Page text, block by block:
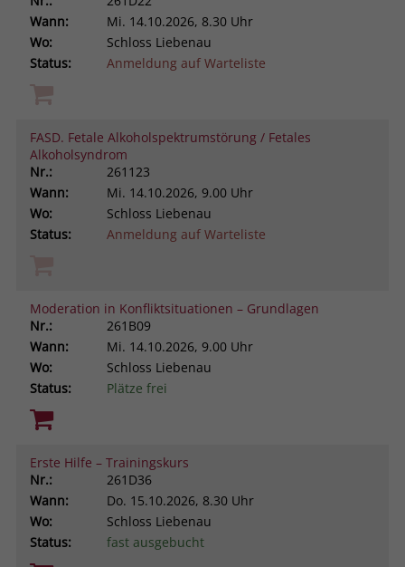
Wann:
Mi. 14.10.2026, 8.30 Uhr
Wo:
Schloss Liebenau
Status:
Anmeldung auf Warteliste
FASD. Fetale Alkoholspektrumstörung / Fetales
Alkoholsyndrom
Nr.:
261123
Wann:
Mi. 14.10.2026, 9.00 Uhr
Wo:
Schloss Liebenau
Status:
Anmeldung auf Warteliste
Moderation in Konfliktsituationen – Grundlagen
Nr.:
261B09
Wann:
Mi. 14.10.2026, 9.00 Uhr
Wo:
Schloss Liebenau
Status:
Plätze frei
Erste Hilfe – Trainingskurs
Nr.:
261D36
Wann:
Do. 15.10.2026, 8.30 Uhr
Wo:
Schloss Liebenau
Status:
fast ausgebucht